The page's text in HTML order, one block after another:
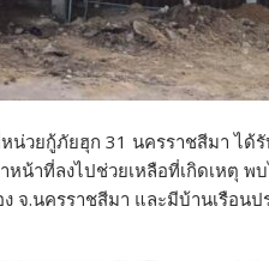
น่วยกู้ภัยฮุก 31 นครราชสีมา ได้
หน้าที่ลงไปช่วยเหลือที่เกิดเหตุ
ง จ.นครราชสีมา และมีบ้านเรือ